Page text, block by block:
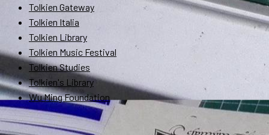
Tolkien Gateway
Tolkien Italia
Tolkien Library
Tolkien Music Festival
Tolkien Studies
Tolkien's Library
Wu Ming Foundation